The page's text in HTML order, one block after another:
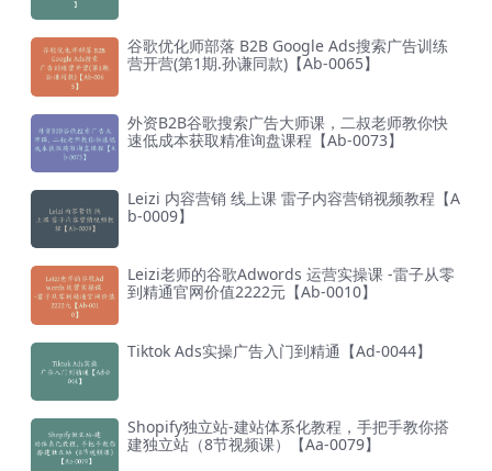
谷歌优化师部落 B2B Google Ads搜索广告训练
营开营(第1期.孙谦同款)【Ab-0065】
外资B2B谷歌搜索广告大师课，二叔老师教你快
速低成本获取精准询盘课程【Ab-0073】
Leizi 内容营销 线上课 雷子内容营销视频教程【A
b-0009】
Leizi老师的谷歌Adwords 运营实操课 -雷子从零
到精通官网价值2222元【Ab-0010】
Tiktok Ads实操广告入门到精通【Ad-0044】
Shopify独立站-建站体系化教程，手把手教你搭
建独立站（8节视频课）【Aa-0079】